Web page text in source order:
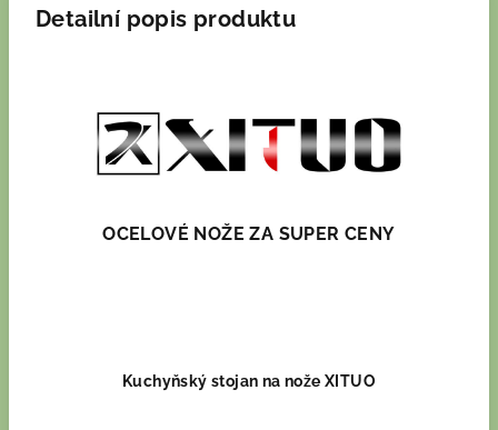
Detailní popis produktu
OCELOVÉ NOŽE ZA SUPER CENY
Kuchyňský stojan na nože XITUO